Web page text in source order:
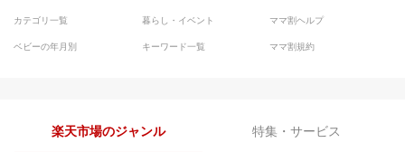
カテゴリ一覧
ベビーの年月別
暮らし・イベント
キーワード一覧
ママ割ヘルプ
ママ割規約
楽天市場のジャンル 特集・サービス